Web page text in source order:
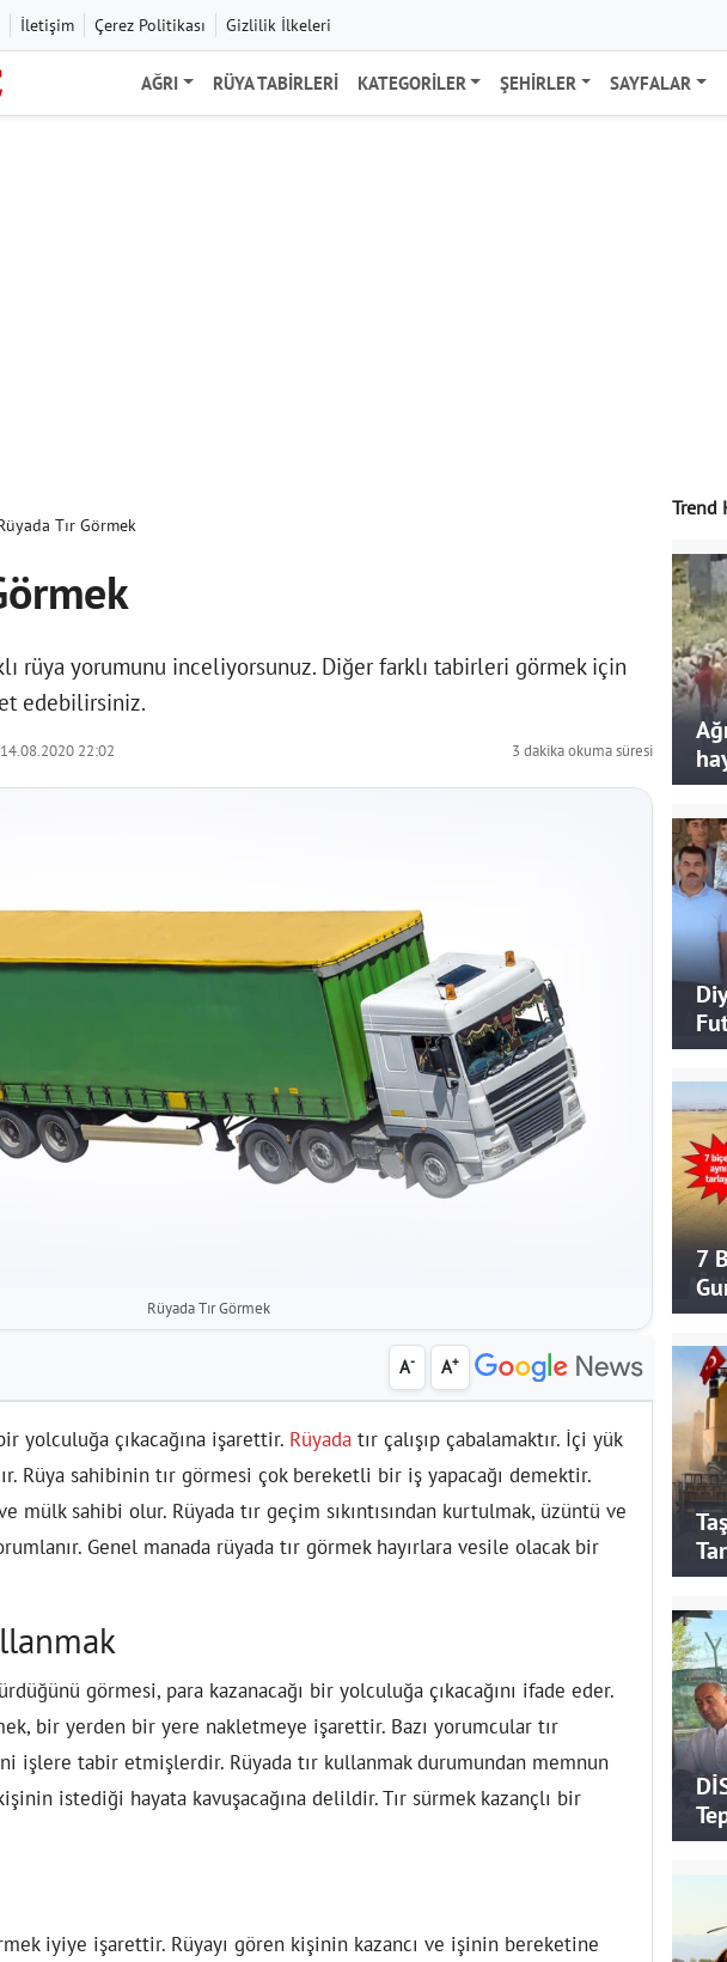
İletişim Çerez Politikası Gizlilik İlkeleri
AĞRI RÜYA TABIRLERI KATEGORILER ŞEHIRLER SAYFALAR
Tır Görmek
rüya yorumunu inceliyorsunuz. Diğer farklı tabirleri görmek için
edebilirsiniz.
14.08.2020 22:02 3 dakika okuma süresi
Rüyada Tır Görmek
A- A+
yolculuğa çıkacağına işarettir. Rüyada tır çalışıp çabalamaktır. İçi yük
Rüya sahibinin tır görmesi çok bereketli bir iş yapacağı demektir.
mülk sahibi olur. Rüyada tır geçim sıkıntısından kurtulmak, üzüntü ve
Genel manada rüyada tır görmek hayırlara vesile olacak bir
görmesi, para kazanacağı bir yolculuğa çıkacağını ifade eder.
bir yerden bir yere nakletmeye işarettir. Bazı yorumcular tır
işlere tabir etmişlerdir. Rüyada tır kullanmak durumundan memnun
istediği hayata kavuşacağına delildir. Tır sürmek kazançlı bir
iyiye işarettir. Rüyayı gören kişinin kazancı ve işinin bereketine
Trend
7